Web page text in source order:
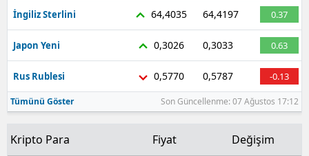
Şanlıurfa
Uşak
Van
Yozgat
Zonguldak
İngiliz Sterlini 64,4035 64,4197 0.37
Japon Yeni 0,3026 0,3033 0.63
Rus Rublesi 0,5770 0,5787 -0.13
Tümünü Göster Son Güncellenme: 07 Ağustos 17:12
Kripto Para Fiyat Değişim